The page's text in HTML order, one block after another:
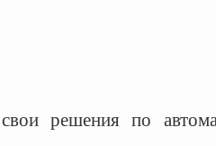
решения по